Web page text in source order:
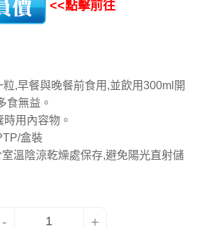
<<點擊前往
,早餐與晚餐前食用,並飲用300ml開
食無益。
用內容物。
盒裝
溫陰涼乾燥處保存,避免陽光直射儲
- +